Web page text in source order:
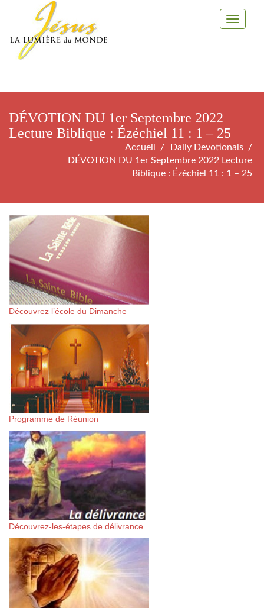
Toggle
DÉVOTION DU 1er Septembre 2022
Lecture Biblique : Ézéchiel 11 : 1 – 25
Accueil
Daily Devotionals
DÉVOTION DU 1er Septembre 2022 Lecture
Biblique : Ézéchiel 11 : 1 – 25
Découvrez l’école du Dimanche
Programme de Réunion
Découvrez-les-étapes de délivrance